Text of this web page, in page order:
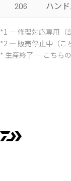
206 ハン
*1 ― 修理対応専用（
*2 ― 販売停止中（こ
* 生産終了 ― こちら